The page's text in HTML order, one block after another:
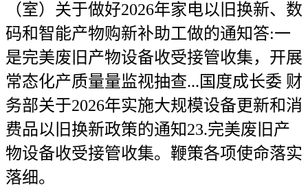
（室）关于做好2026年家电以旧换新、数
码和智能产物购新补助工做的通知答:一
是完美废旧产物设备收受接管收集，开展
常态化产质量量监视抽查...国度成长委 财
务部关于2026年实施大规模设备更新和消
费品以旧换新政策的通知23.完美废旧产
物设备收受接管收集。鞭策各项使命落实
落细。